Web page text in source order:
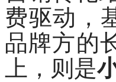
费驱动，
品牌方的
上，则是